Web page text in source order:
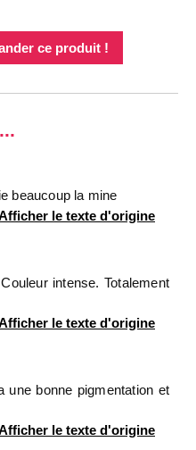
ce produit !
beaucoup la mine
le texte d'origine
intense. Totalement
le texte d'origine
une bonne pigmentation et
le texte d'origine